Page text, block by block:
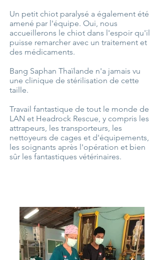
Un petit chiot paralysé a également été
amené par l'équipe. Oui, nous
accueillerons le chiot dans l'espoir qu'il
puisse remarcher avec un traitement et
des médicaments.
Bang Saphan Thaïlande n'a jamais vu
une clinique de stérilisation de cette
taille.
Travail fantastique de tout le monde de
LAN et Headrock Rescue, y compris les
attrapeurs, les transporteurs, les
nettoyeurs de cages et d'équipements,
les soignants après l'opération et bien
sûr les fantastiques vétérinaires.